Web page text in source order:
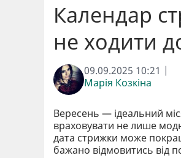
Календар
не ходити
09.09.2025 10:21 |
Марія Козкіна
Вересень — ідеальний
враховувати не лише
дата стрижки може
бажано відмовитись від